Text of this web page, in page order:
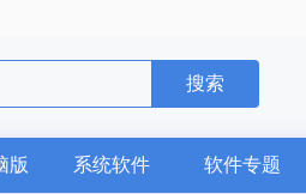
搜索
版 系统软件 软件专题